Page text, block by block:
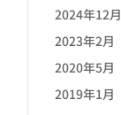
2024年12月
2023年2月
2020年5月
2019年1月